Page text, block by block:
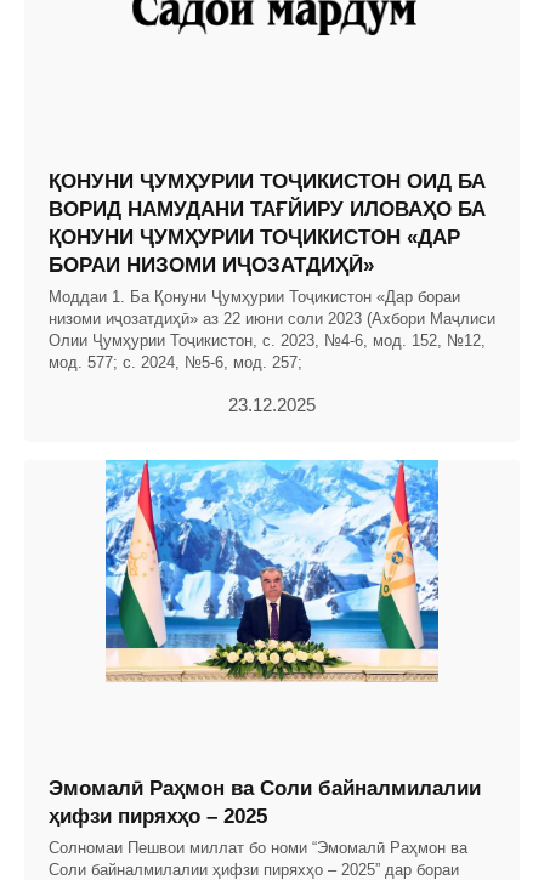
ҚОНУНИ ҶУМҲУРИИ ТОҶИКИСТОН ОИД БА
ВОРИД НАМУДАНИ ТАҒЙИРУ ИЛОВАҲО БА
ҚОНУНИ ҶУМҲУРИИ ТОҶИКИСТОН «ДАР
БОРАИ НИЗОМИ ИҶОЗАТДИҲӢ»
Моддаи 1. Ба Қонуни Ҷумҳурии Тоҷикистон «Дар бораи
низоми иҷозатдиҳӣ» аз 22 июни соли 2023 (Ахбори Маҷлиси
Олии Ҷумҳурии Тоҷикистон, с. 2023, №4-6, мод. 152, №12,
мод. 577; с. 2024, №5-6, мод. 257;
23.12.2025
Эмомалӣ Раҳмон ва Соли байналмилалии
ҳифзи пиряхҳо – 2025
Солномаи Пешвои миллат бо номи “Эмомалӣ Раҳмон ва
Соли байналмилалии ҳифзи пиряхҳо – 2025” дар бораи